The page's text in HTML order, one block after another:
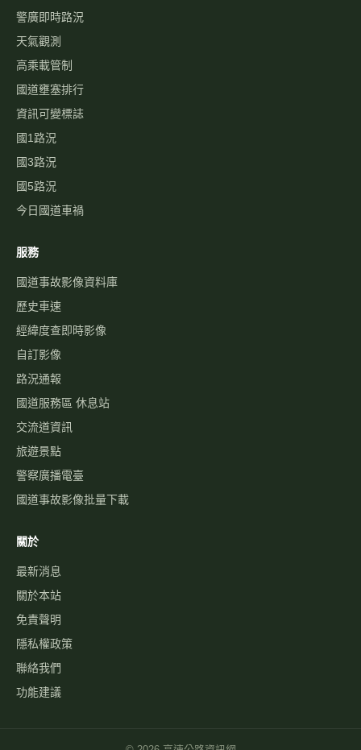
警廣即時路況
天氣觀測
高乘載管制
國道壅塞排行
資訊可變標誌
國1路況
國3路況
國5路況
今日國道車禍
服務
國道事故影像資料庫
歷史車速
經緯度查即時影像
自訂影像
路況通報
國道服務區 休息站
交流道資訊
旅遊景點
警察廣播電臺
國道事故影像批量下載
關於
最新消息
關於本站
免責聲明
隱私權政策
聯絡我們
功能建議